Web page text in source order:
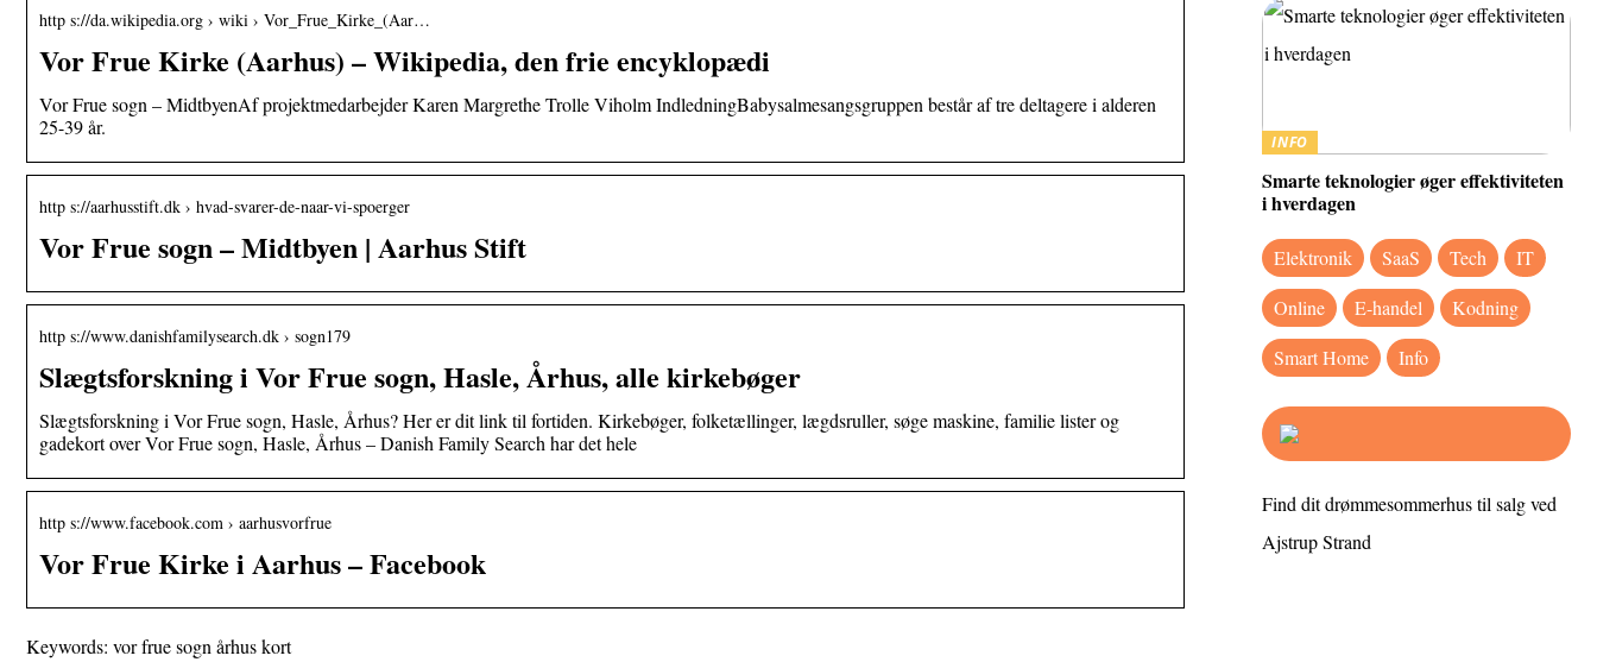
http s://da.wikipedia.org › wiki › Vor_Frue_Kirke_(Aar…
Vor Frue Kirke (Aarhus) – Wikipedia, den frie encyklopædi
Vor Frue sogn – MidtbyenAf projektmedarbejder Karen Margrethe Trolle Viholm IndledningBabysalmesangsgruppen består af tre deltagere i alderen
25-39 år.
http s://aarhusstift.dk › hvad-svarer-de-naar-vi-spoerger
Vor Frue sogn – Midtbyen | Aarhus Stift
http s://www.danishfamilysearch.dk › sogn179
Slægtsforskning i Vor Frue sogn, Hasle, Århus, alle kirkebøger
Slægtsforskning i Vor Frue sogn, Hasle, Århus? Her er dit link til fortiden. Kirkebøger, folketællinger, lægdsruller, søge maskine, familie lister og
gadekort over Vor Frue sogn, Hasle, Århus – Danish Family Search har det hele
http s://www.facebook.com › aarhusvorfrue
Vor Frue Kirke i Aarhus – Facebook
Keywords: vor frue sogn århus kort
INFO
Smarte teknologier øger effektiviteten
i hverdagen
Elektronik SaaS Tech
IT
Online
E-handel
Kodning
Smart Home
Info
Find dit drømmesommerhus til salg ved
Ajstrup Strand